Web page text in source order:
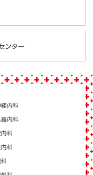
内科
内科
内科
科